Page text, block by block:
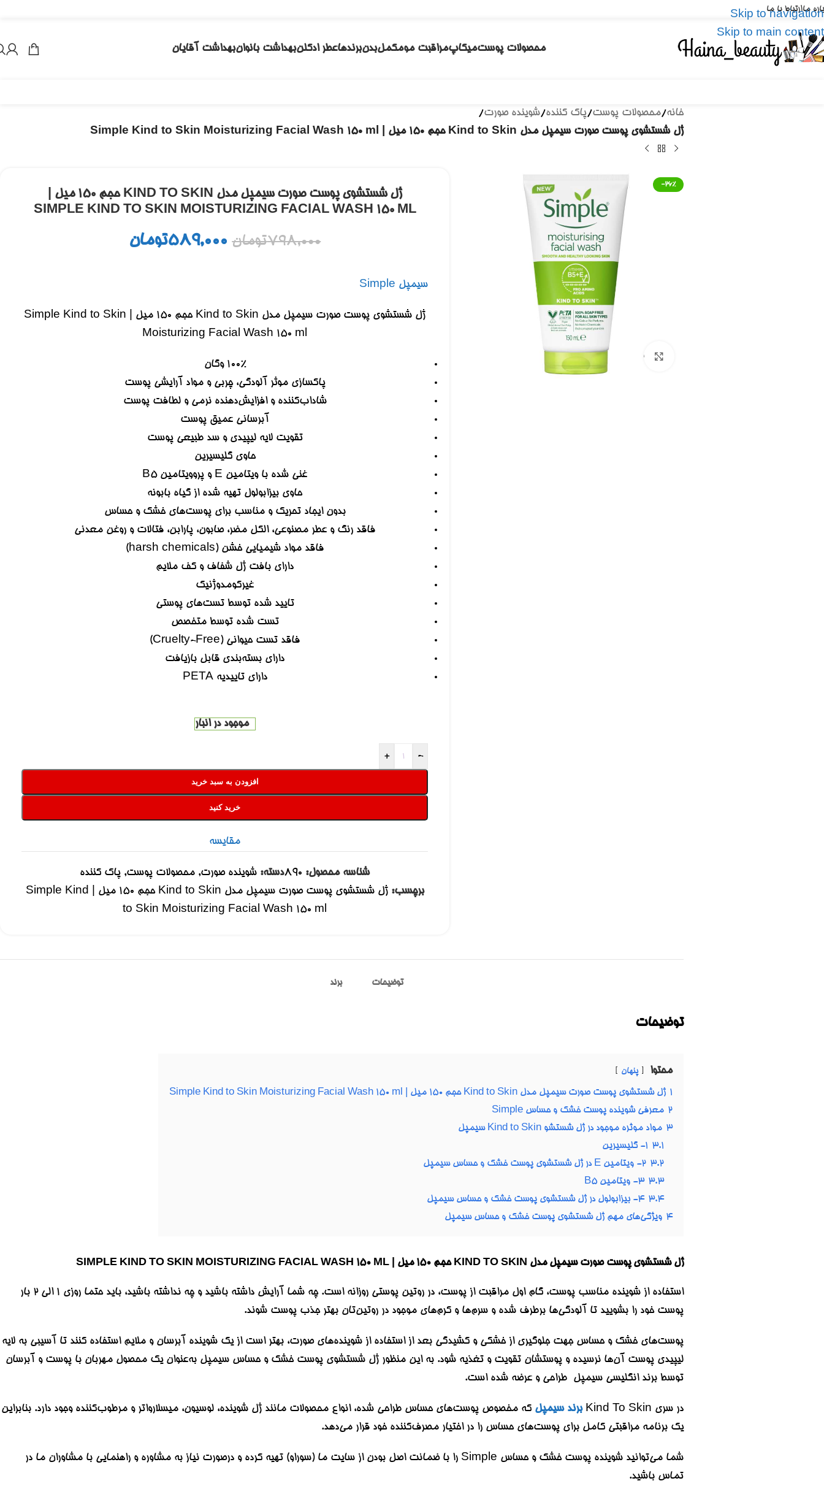
Skip to navigation
Skip to main content
ماارتباط با ما
محصولات پوستمیکاپمراقبت مومکملبدنبرندهاعطر ادکلنبهداشت بانوانبهداشت آقایان
خانه/محصولات پوست/پاک کننده/شوینده صورت/
ژل شستشوی پوست صورت سیمپل مدل Kind to Skin حجم 150 میل | Simple Kind to Skin Moisturizing Facial Wash 150 ml
-26%
برای بزرگنمایی کلیک کنید
ژل شستشوی پوست صورت سیمپل مدل KIND TO SKIN حجم 150 میل |
SIMPLE KIND TO SKIN MOISTURIZING FACIAL WASH 150 ML
798,000تومان 589,000تومان
سیمپل Simple
ژل شستشوی پوست صورت سیمپل مدل Kind to Skin حجم 150 میل | Simple Kind to Skin
Moisturizing Facial Wash 150 ml
۱۰۰% وگان
پاکسازی موثر آلودگی‏، چربی و مواد آرایشی پوست
شاداب‌‎کننده و افزایش‎‌دهنده نرمی و لطافت پوست
آبرسانی عمیق پوست
تقویت لایه لیپیدی و سد طبیعی پوست
حاوی گلیسیرین
غنی شده با ویتامین E و پروویتامین B5
حاوی بیزابولول تهیه شده از گیاه بابونه
بدون ایجاد تحریک و مناسب برای پوست‌‏های خشک و حساس
فاقد رنگ و عطر مصنوعی، الکل مضر، صابون، پارابن، فتالات و روغن معدنی
فاقد مواد شیمیایی خشن (harsh chemicals)
دارای بافت ژل شفاف و کف ملایم
غیرکومدوژنیک
تایید شده توسط تست‏‌های پوستی
تست شده توسط متخصص
فاقد تست حیوانی (Cruelty-Free)
دارای بسته‌‏بندی قابل بازیافت
دارای تاییدیه PETA
موجود در انبار
-
+
افزودن به سبد خرید
خرید کنید
مقایسه
شناسه محصول: 890دسته: شوینده صورت, محصولات پوست, پاک کننده
برچسب:
ژل شستشوی پوست صورت سیمپل مدل Kind to Skin حجم 150 میل | Simple Kind
to Skin Moisturizing Facial Wash 150 ml
توضیحات برند
توضیحات
محتوا پنهان
1 ژل شستشوی پوست صورت سیمپل مدل Kind to Skin حجم 150 میل | Simple Kind to Skin Moisturizing Facial Wash 150 ml
2 معرفی شوینده پوست خشک و حساس Simple
3 مواد موثره موجود در ژل شستشو Kind to Skin سیمپل
3.1 ۱- گلیسیرین
3.2 2- ویتامین E در ژل شستشوی پوست خشک و حساس سیمپل
3.3 3- ویتامین B5
3.4 ۴- بیزابولول در ژل شستشوی پوست خشک و حساس سیمپل
4 ویژگی‌های مهم ژل شستشوی پوست خشک و حساس سیمپل
ژل شستشوی پوست صورت سیمپل مدل KIND TO SKIN حجم 150 میل | SIMPLE KIND TO SKIN MOISTURIZING FACIAL WASH 150 ML
استفاده از شوینده مناسب پوست، گام اول مراقبت از پوست، در روتین پوستی روزانه است. چه شما آرایش داشته باشید و چه نداشته باشید، باید حتما روزی ۱ الی ۲ بار
پوست خود را بشویید تا آلودگی‌ها برطرف شده و سرم‌ها و کرم‌های موجود در روتین‌تان بهتر جذب پوست شوند.
پوست‌های خشک و حساس جهت جلوگیری از خشکی و کشیدگی بعد از استفاده از شوینده‌های صورت، بهتر است از یک شوینده آبرسان و ملایم استفاده کنند تا آسیبی به لایه
لیپیدی پوست آن‌ها نرسیده و پوستشان تقویت و تغذیه شود. به این منظور ژل شستشوی پوست خشک و حساس سیمپل به‌عنوان یک محصول مهربان با پوست و آبرسان
توسط برند انگلیسی سیمپل طراحی و عرضه شده است.
در سری Kind To Skin برند سیمپل که مخصوص پوست‏‌های حساس طراحی شده، انواع محصولات مانند ژل شوینده، لوسیون، میسلارواتر و مرطوب‌‏کننده وجود دارد. بنابراین
یک برنامه مراقبتی کامل برای پوست‏‌های حساس را در اختیار مصرف‌‏کننده خود قرار می‌‏دهد.
شما می‌توانید شوینده پوست خشک و حساس Simple را با ضمانت اصل بودن از سایت ما (سوراو) تهیه کرده و درصورت نیاز به مشاوره و راهنمایی با مشاوران ما در
تماس باشید.